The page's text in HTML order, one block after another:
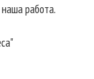
работа.